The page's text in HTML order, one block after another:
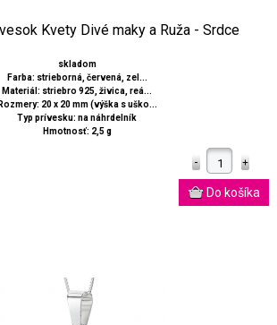
Kvety Divé maky a Ruža - Srdce
skladom
Farba: strieborná, červená, zel...
Materiál: striebro 925, živica, reá...
Rozmery: 20 x 20 mm (výška s uško...
Typ prívesku: na náhrdelník
Hmotnosť: 2,5 g